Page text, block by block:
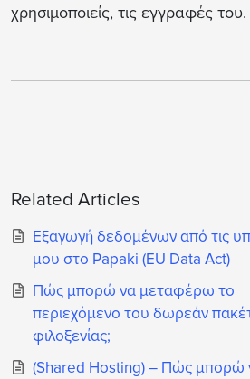
χρησιμοποιείς, τις εγγραφές του.
Related Articles
Εξαγωγή δεδομένων από τις
μου στο Papaki (EU Data Act)
Πώς μπορώ να μεταφέρω το
περιεχόμενο του δωρεάν
φιλοξενίας;
(Shared Hosting) – Πώς μπορώ